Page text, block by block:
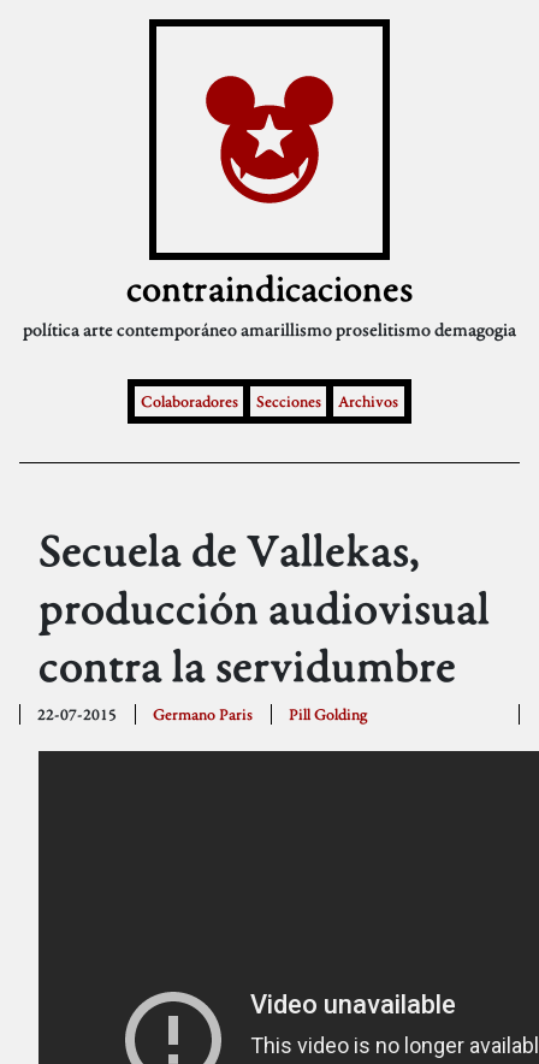
contraindicaciones
políticaarte contemporáneoamarillismoproselitismodemagogia
Colaboradores Secciones Archivos
Secuela de Vallekas,
producción audiovisual
contra la servidumbre
22-07-2015 Germano Paris Pill Golding